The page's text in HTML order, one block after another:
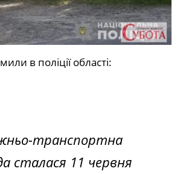
в поліції області:
транспортна
сталася 11 червня